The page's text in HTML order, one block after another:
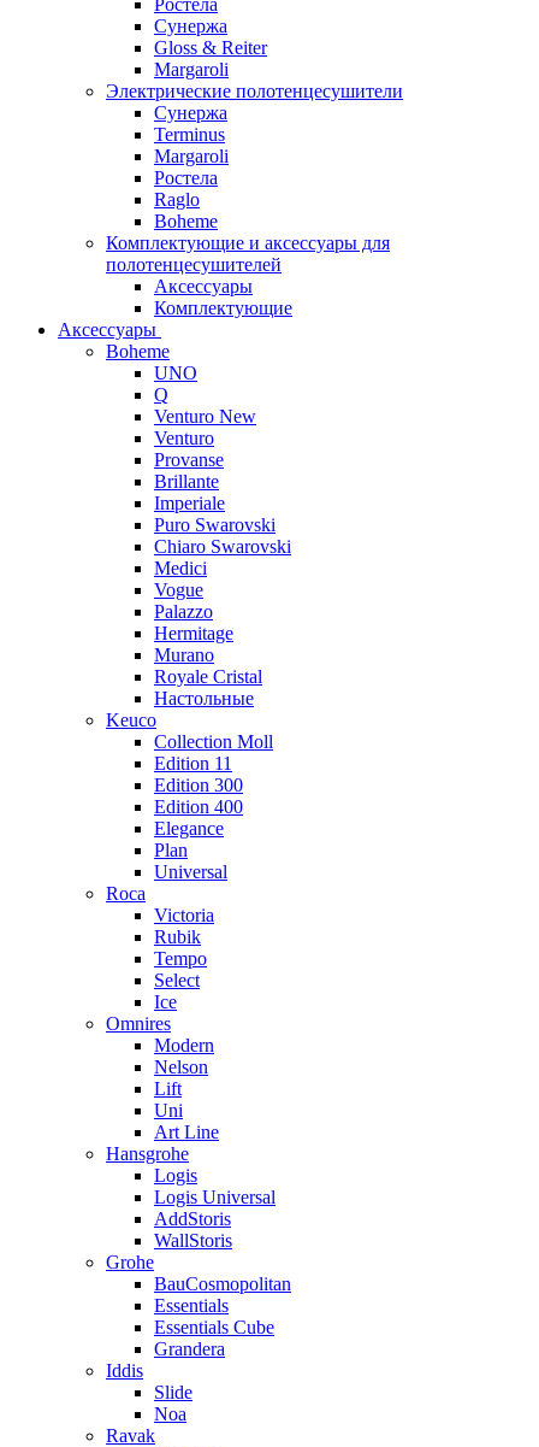
Ростела
Сунержа
Gloss & Reiter
Margaroli
Электрические полотенцесушители
Сунержа
Terminus
Margaroli
Ростела
Raglo
Boheme
Комплектующие и аксессуары для
полотенцесушителей
Аксессуары
Комплектующие
Аксессуары
Boheme
UNO
Q
Venturo New
Venturo
Provanse
Brillante
Imperiale
Puro Swarovski
Chiaro Swarovski
Medici
Vogue
Palazzo
Hermitage
Murano
Royale Cristal
Настольные
Keuco
Collection Moll
Edition 11
Edition 300
Edition 400
Elegance
Plan
Universal
Roca
Victoria
Rubik
Tempo
Select
Ice
Omnires
Modern
Nelson
Lift
Uni
Art Line
Hansgrohe
Logis
Logis Universal
AddStoris
WallStoris
Grohe
BauCosmopolitan
Essentials
Essentials Cube
Grandera
Iddis
Slide
Noa
Ravak